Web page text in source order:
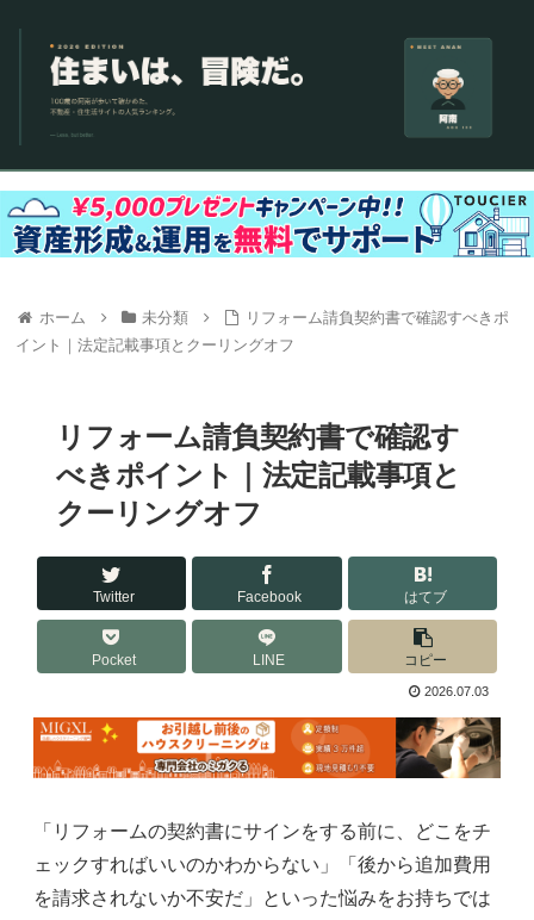
ホーム 未分類
リフォーム請負契約書で確認すべきポ
イント｜法定記載事項とクーリングオフ
リフォーム請負契約書で確認す
べきポイント｜法定記載事項と
クーリングオフ
Twitter Facebook はてブ
Pocket LINE コピー
2026.07.03
「リフォームの契約書にサインをする前に、どこをチ
ェックすればいいのかわからない」「後から追加費用
を請求されないか不安だ」といった悩みをお持ちでは